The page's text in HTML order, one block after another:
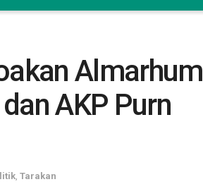
Almarhum
AKP Purn
Tarakan